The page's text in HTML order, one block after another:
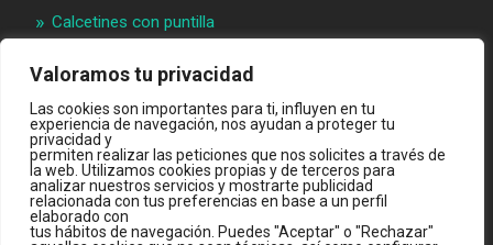
Valoramos tu privacidad
Las cookies son importantes para ti, influyen en tu
experiencia de navegación, nos ayudan a proteger tu
privacidad y
permiten realizar las peticiones que nos solicites a través de
la web. Utilizamos cookies propias y de terceros para
analizar nuestros servicios y mostrarte publicidad
relacionada con tus preferencias en base a un perfil
elaborado con
tus hábitos de navegación. Puedes "Aceptar" o "Rechazar"
Calcetines con puntilla
Materias primeras
Videos
Quiénes somos
Contacto
INTRANET B2B